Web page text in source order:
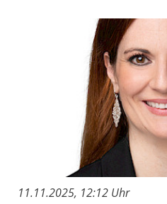
11.11.2025, 12:12 Uhr